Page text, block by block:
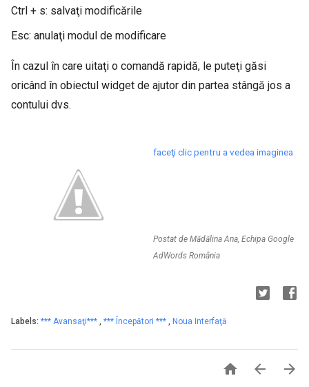
Ctrl + s: salvaţi modificările
Esc: anulaţi modul de modificare
În cazul în care uitaţi o comandă rapidă, le puteţi găsi
oricând în obiectul widget de ajutor din partea stângă jos a
contului dvs.
faceţi clic pentru a vedea imaginea
Postat de Mădălina Ana, Echipa Google
AdWords România
Labels: *** Avansaţi*** , *** Începători *** , Noua Interfaţă
  